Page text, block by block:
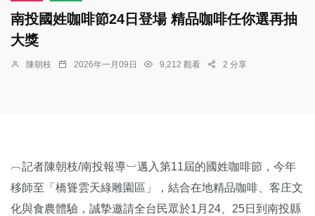
南投國姓咖啡節24日登場 精品咖啡任你選再抽
大獎
陳朝枝 2026年一月09日 9,212 觀看 2 分享
︹記者陳朝枝/南投報導︺邁入第11屆的國姓咖啡節，今年
移師至「橋聳雲天綠雕園區」，結合在地精品咖啡、客庄文
化與食農體驗，誠摯邀請全台民眾於1月24、25日到南投縣